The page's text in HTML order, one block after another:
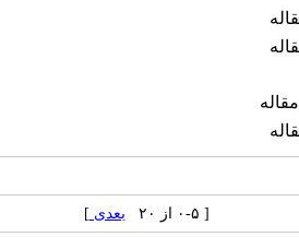
[ ۰-۵ از ۲۰ بعدی ]